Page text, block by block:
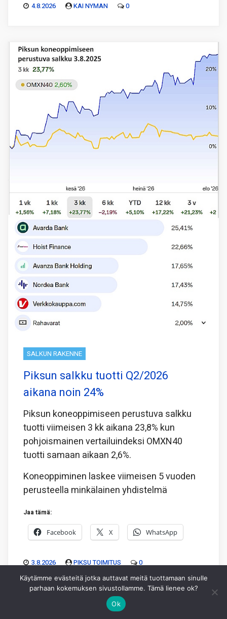
4.8.2026 KAI NYMAN 0
SALKUN RAKENNE
Piksun salkku tuotti Q2/2026
aikana noin 24%
Piksun koneoppimiseen perustuva salkku
tuotti viimeisen 3 kk aikana 23,8% kun
pohjoismainen vertailuindeksi OMXN40
tuotti samaan aikaan 2,6%.
Koneoppiminen laskee viimeisen 5 vuoden
perusteella minkälainen yhdistelmä
Jaa tämä:
Facebook X WhatsApp
3.8.2026 PIKSU TOIMITUS 0
Käytämme evästeitä jotka auttavat meitä tuottamaan sinulle
parhaan kokemuksen sivustollamme. Tämä lienee ok?
Ok